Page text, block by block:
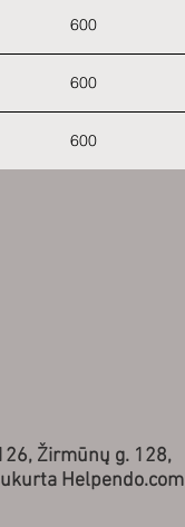
600
600
600
Žirmūnų g. 128,
Helpendo.com